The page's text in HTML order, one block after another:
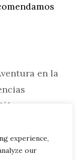
experience,
our
en la
y
Web de